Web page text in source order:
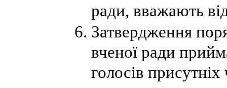
ради, вважають
Затвердження
вченої ради
голосів